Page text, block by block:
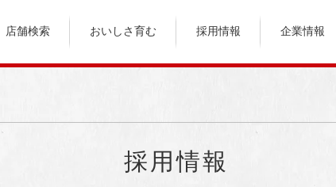
店舗検索 おいしさ育む 採用情報 企業情報
採用情報